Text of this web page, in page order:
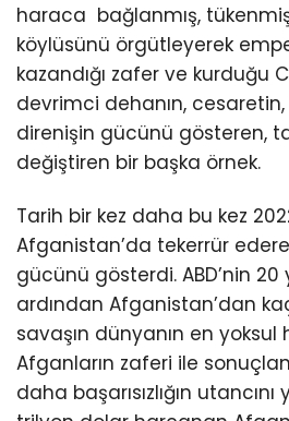
haraca bağlanmış,
köylüsünü örgütleyerek
kazandığı zafer ve kurduğu
devrimci dehanın, cesaretin,
direnişin gücünü gösteren,
değiştiren bir başka örnek.
Tarih bir kez daha bu kez
Afganistan’da tekerrür
gücünü gösterdi. ABD’nin 20
ardından Afganistan’dan
savaşın dünyanın en yoksul
Afganların zaferi ile
daha başarısızlığın utancını